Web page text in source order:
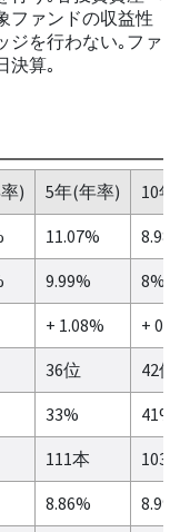
ファンドの収益性
ジを行わない｡ファ
決算｡
) 5年(年率)
10
11.07%
9.99%
8%
+ 1.08%
+
36位
42位
33%
41%
111本
103
8.86%